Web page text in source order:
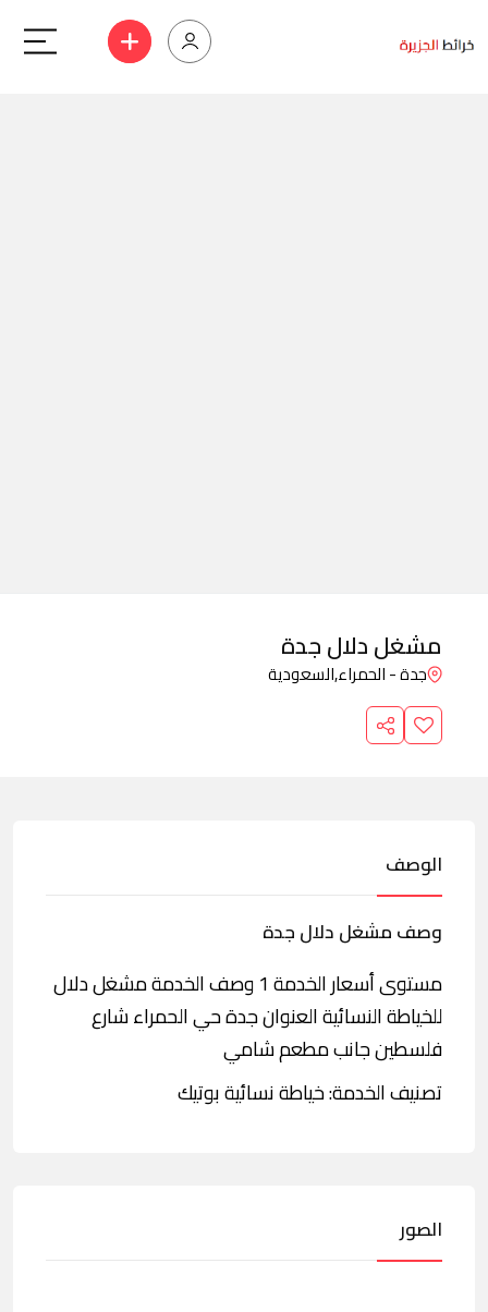
مشغل دلال جدة
جدة - الحمراء,السعودية
الوصف
وصف مشغل دلال جدة
مستوى أسعار الخدمة 1 وصف الخدمة مشغل دلال
للخياطة النسائية العنوان جدة حي الحمراء شارع
فلسطين جانب مطعم شامي
تصنيف الخدمة: خياطة نسائية بوتيك
الصور